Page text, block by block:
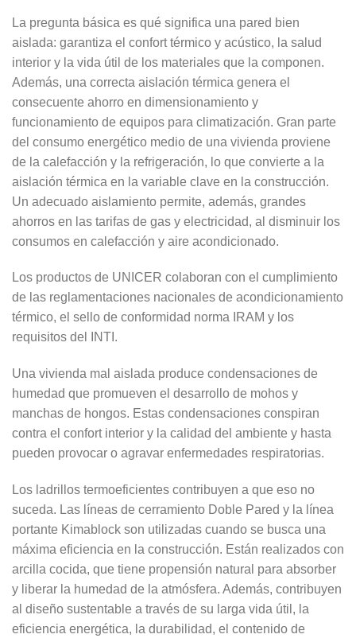
La pregunta básica es qué significa una pared bien
aislada: garantiza el confort térmico y acústico, la salud
interior y la vida útil de los materiales que la componen.
Además, una correcta aislación térmica genera el
consecuente ahorro en dimensionamiento y
funcionamiento de equipos para climatización. Gran parte
del consumo energético medio de una vivienda proviene
de la calefacción y la refrigeración, lo que convierte a la
aislación térmica en la variable clave en la construcción.
Un adecuado aislamiento permite, además, grandes
ahorros en las tarifas de gas y electricidad, al disminuir los
consumos en calefacción y aire acondicionado.
Los productos de UNICER colaboran con el cumplimiento
de las reglamentaciones nacionales de acondicionamiento
térmico, el sello de conformidad norma IRAM y los
requisitos del INTI.
Una vivienda mal aislada produce condensaciones de
humedad que promueven el desarrollo de mohos y
manchas de hongos. Estas condensaciones conspiran
contra el confort interior y la calidad del ambiente y hasta
pueden provocar o agravar enfermedades respiratorias.
Los ladrillos termoeficientes contribuyen a que eso no
suceda. Las líneas de cerramiento Doble Pared y la línea
portante Kimablock son utilizadas cuando se busca una
máxima eficiencia en la construcción. Están realizados con
arcilla cocida, que tiene propensión natural para absorber
y liberar la humedad de la atmósfera. Además, contribuyen
al diseño sustentable a través de su larga vida útil, la
eficiencia energética, la durabilidad, el contenido de